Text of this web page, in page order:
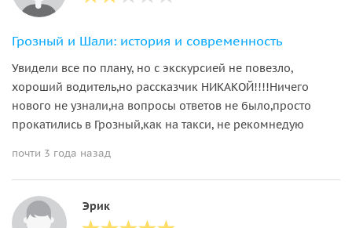
Грозный и Шали: история и современность
Увидели все по плану, но с экскурсией не повезло,
хороший водитель,но рассказчик НИКАКОЙ!!!!Ничего
нового не узнали,на вопросы ответов не было,просто
прокатились в Грозный,как на такси, не рекомнедую
почти 3 года назад
Эрик